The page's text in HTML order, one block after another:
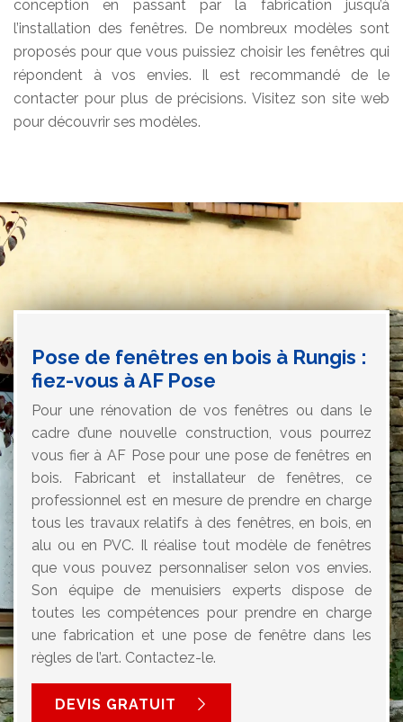
conception en passant par la fabrication jusqu’à
l’installation des fenêtres. De nombreux modèles sont
proposés pour que vous puissiez choisir les fenêtres qui
répondent à vos envies. Il est recommandé de le
contacter pour plus de précisions. Visitez son site web
pour découvrir ses modèles.
Pose de fenêtres en bois à Rungis :
fiez-vous à AF Pose
Pour une rénovation de vos fenêtres ou dans le
cadre d’une nouvelle construction, vous pourrez
vous fier à AF Pose pour une pose de fenêtres en
bois. Fabricant et installateur de fenêtres, ce
professionnel est en mesure de prendre en charge
tous les travaux relatifs à des fenêtres, en bois, en
alu ou en PVC. Il réalise tout modèle de fenêtres
que vous pouvez personnaliser selon vos envies.
Son équipe de menuisiers experts dispose de
toutes les compétences pour prendre en charge
une fabrication et une pose de fenêtre dans les
règles de l’art. Contactez-le.
DEVIS GRATUIT